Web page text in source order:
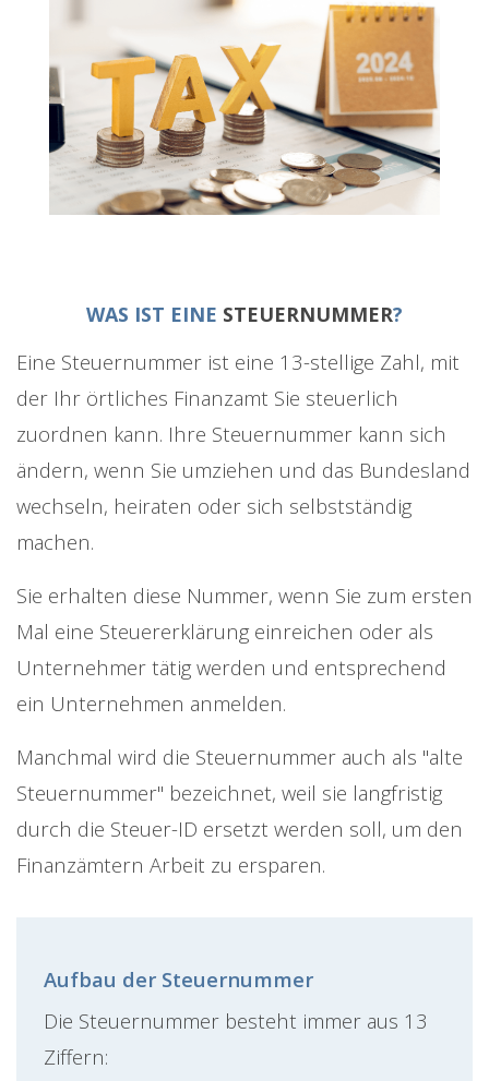
WAS IST EINE STEUERNUMMER?
Eine Steuernummer ist eine 13-stellige Zahl, mit
der Ihr örtliches Finanzamt Sie steuerlich
zuordnen kann. Ihre Steuernummer kann sich
ändern, wenn Sie umziehen und das Bundesland
wechseln, heiraten oder sich selbstständig
machen.
Sie erhalten diese Nummer, wenn Sie zum ersten
Mal eine Steuererklärung einreichen oder als
Unternehmer tätig werden und entsprechend
ein Unternehmen anmelden.
Manchmal wird die Steuernummer auch als "alte
Steuernummer" bezeichnet, weil sie langfristig
durch die Steuer-ID ersetzt werden soll, um den
Finanzämtern Arbeit zu ersparen.
Aufbau der Steuernummer
Die Steuernummer besteht immer aus 13
Ziffern: